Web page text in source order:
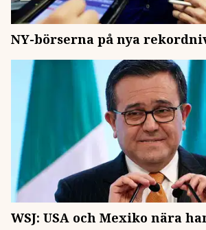
NY-börserna på nya
WSJ: USA och Mexiko nära